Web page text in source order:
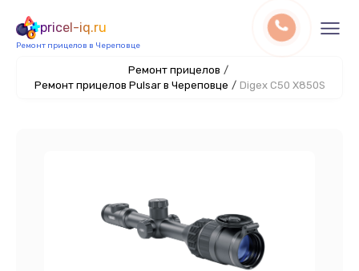
pricel-iq.ru
Ремонт прицелов в Череповце
Ремонт прицелов /
Ремонт прицелов Pulsar в Череповце / Digex C50 X850S